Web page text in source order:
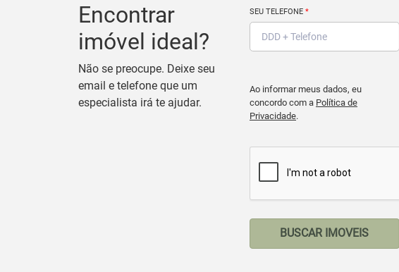
Encontrar
imóvel ideal?
Não se preocupe. Deixe seu
email e telefone que um
especialista irá te ajudar.
SEU TELEFONE *
Ao informar meus dados, eu
concordo com a Política de
Privacidade.
BUSCAR IMOVEIS